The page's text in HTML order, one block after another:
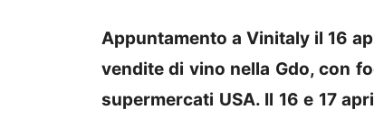
Appuntamento a Vinitaly il 16
vendite di vino nella Gdo, con
supermercati USA. Il 16 e 17